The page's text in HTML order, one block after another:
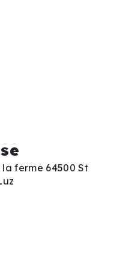
ferme 64500 St